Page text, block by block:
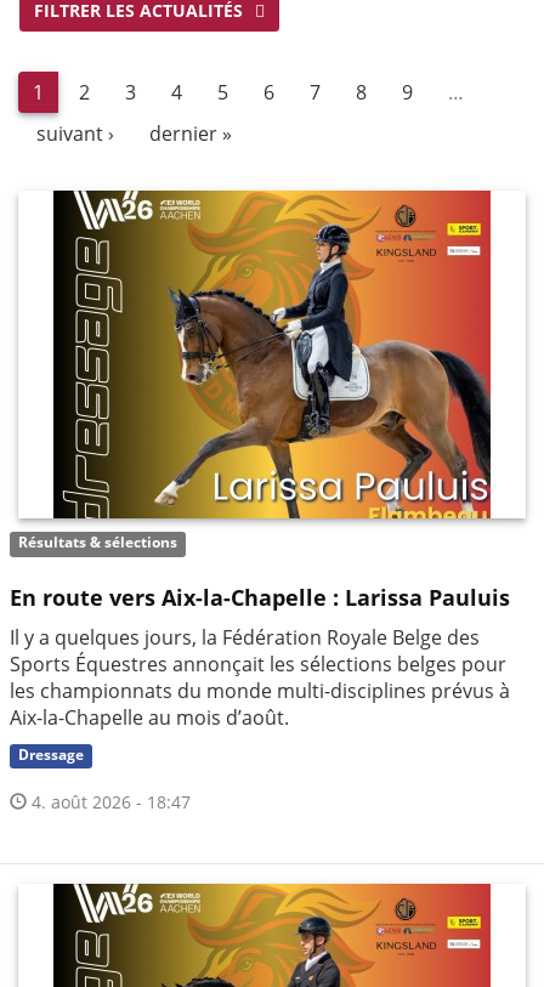
FILTRER LES ACTUALITÉS
1 2 3 4 5 6 7 8 9
…
suivant ›
dernier »
Résultats & sélections
En route vers Aix-la-Chapelle : Larissa Pauluis
Il y a quelques jours, la Fédération Royale Belge des
Sports Équestres annonçait les sélections belges pour
les championnats du monde multi-disciplines prévus à
Aix-la-Chapelle au mois d’août.
Dressage
4. août 2026 - 18:47